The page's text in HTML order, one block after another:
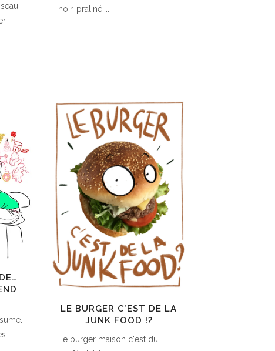
noir, praliné,...
LE BURGER C’EST DE LA
JUNK FOOD !?
Le burger maison c'est du